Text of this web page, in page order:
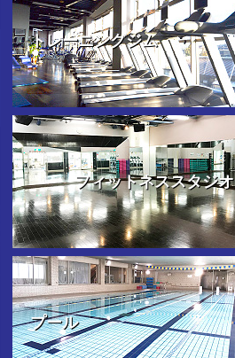
トレーニングジム
フィットネススタジオ
プール